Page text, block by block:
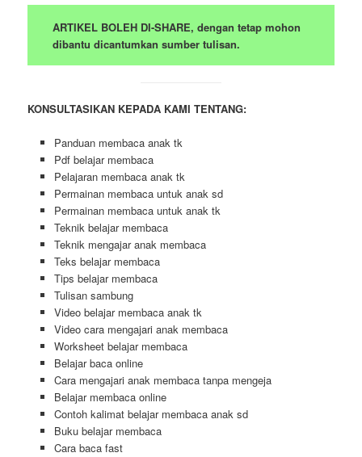
ARTIKEL BOLEH DI-SHARE, dengan tetap mohon
dibantu dicantumkan sumber tulisan.
KONSULTASIKAN KEPADA KAMI TENTANG:
Panduan membaca anak tk
Pdf belajar membaca
Pelajaran membaca anak tk
Permainan membaca untuk anak sd
Permainan membaca untuk anak tk
Teknik belajar membaca
Teknik mengajar anak membaca
Teks belajar membaca
Tips belajar membaca
Tulisan sambung
Video belajar membaca anak tk
Video cara mengajari anak membaca
Worksheet belajar membaca
Belajar baca online
Cara mengajari anak membaca tanpa mengeja
Belajar membaca online
Contoh kalimat belajar membaca anak sd
Buku belajar membaca
Cara baca fast